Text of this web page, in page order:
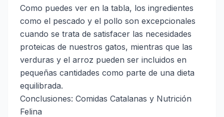
Como puedes ver en la tabla, los ingredientes
como el pescado y el pollo son excepcionales
cuando se trata de satisfacer las necesidades
proteicas de nuestros gatos, mientras que las
verduras y el arroz pueden ser incluidos en
pequeñas cantidades como parte de una dieta
equilibrada.
Conclusiones: Comidas Catalanas y Nutrición
Felina